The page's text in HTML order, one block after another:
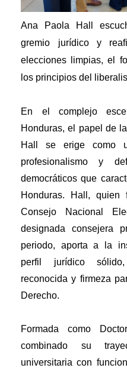
Ana Paola Hall
gremio jurídico y
elecciones limpias, el
los principios del
En el complejo
Honduras, el papel de
Hall se erige como
profesionalismo y
democráticos que
Honduras. Hall, quien
Consejo Nacional
designada consejera
periodo, aporta a la
perfil jurídico sólido,
reconocida y firmeza
Derecho.
Formada como
combinado su
universitaria con